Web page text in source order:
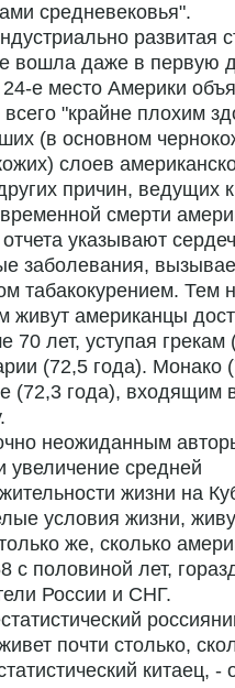
средневековья".
развитая
вошла даже в первую
24-е место Америки
"крайне плохим
(в основном
слоев
причин, ведущих к
смерти
указывают
заболевания,
табакокурением. Тем
живут американцы
70 лет, уступая грекам
(72,5 года). Монако
(72,3 года), входящим
неожиданным
увеличение средней
жизни на
условия жизни,
же, сколько
с половиной лет,
России и СНГ.
почти столько,
китаец, -